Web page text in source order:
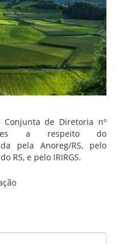
de Diretoria nº
a respeito do
pela Anoreg/RS, pelo
RS, e pelo IRIRGS.